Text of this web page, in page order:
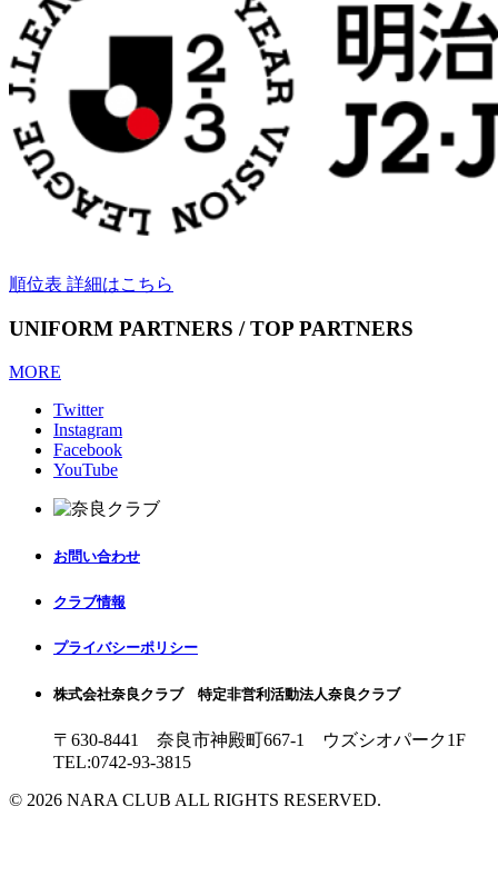
順位表 詳細はこちら
UNIFORM PARTNERS / TOP PARTNERS
MORE
Twitter
Instagram
Facebook
YouTube
お問い合わせ
クラブ情報
プライバシーポリシー
株式会社奈良クラブ 特定非営利活動法人奈良クラブ
〒630-8441 奈良市神殿町667-1
ウズシオパーク1F
TEL:0742-93-3815
© 2026 NARA CLUB ALL RIGHTS RESERVED.